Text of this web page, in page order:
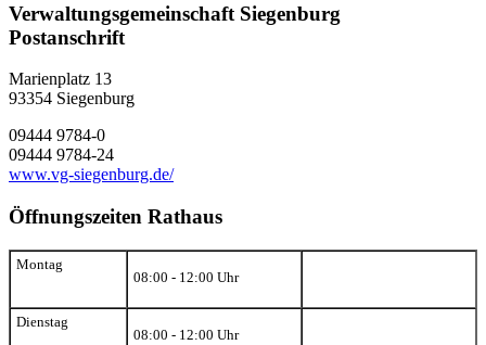
Verwaltungsgemeinschaft Siegenburg
Postanschrift
Marienplatz 13
93354 Siegenburg
09444 9784-0
09444 9784-24
www.vg-siegenburg.de/
Öffnungszeiten Rathaus
Montag
08:00 - 12:00 Uhr
Dienstag
08:00 - 12:00 Uhr